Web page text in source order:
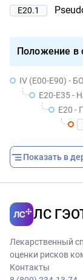
E20.1
Положение в
IV (E00-E90) - БОЛЕЗНИ
E20-E35
E20 -
Показать в
ЛС
Лекарственный
оценки рисков
Контакты